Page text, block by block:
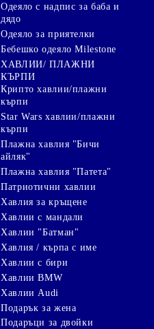
Одеяло с надпис за баба и
дядо
Одеяло за приятелки
Бебешко одеяло Milestone
ХАВЛИИ/ ПЛАЖНИ
КЪРПИ
Крипто хавлии/плажни
кърпи
Star Wars хавлии/плажни
кърпи
Плажна хавлия "Бичи
айляк"
Плажна хавлия "Патета"
Патриотични хавлии
Хавлия за кръщене
Хавлии с мандали
Хавлии "Батман"
Хавлия / кърпа с име
Хавлии с бири
Хавлии BMW
Хавлии Audi
Подарък за жена
Подаръци за двойки